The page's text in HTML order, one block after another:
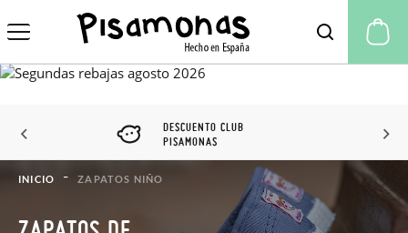
DESCUENTO CLUB
PISAMONAS
INICIO ZAPATOS NIÑO